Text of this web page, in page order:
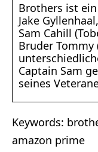
Brothers ist
Jake
Sam Cahill
Bruder Tommy
Captain Sam
seines
Keywords:
amazon prime